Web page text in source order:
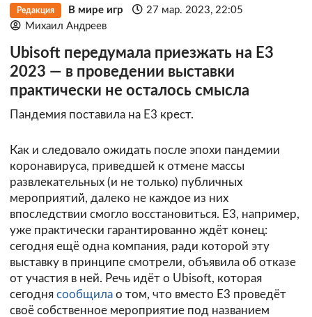
Редакция В мире игр
27 мар. 2023, 22:05
Михаил Андреев
Ubisoft передумала приезжать на E3
2023 — в проведении выставки
практически не осталось смысла
Пандемия поставила на E3 крест.
Как и следовало ожидать после эпохи пандемии
коронавируса, приведшей к отмене массы
развлекательных (и не только) публичных
мероприятий, далеко не каждое из них
впоследствии смогло восстановиться. E3, например,
уже практически гарантированно ждёт конец:
сегодня ещё одна компания, ради которой эту
выставку в принципе смотрели, объявила об отказе
от участия в ней. Речь идёт о Ubisoft, которая
сегодня сообщила о том, что вместо E3 проведёт
своё собственное мероприятие под названием